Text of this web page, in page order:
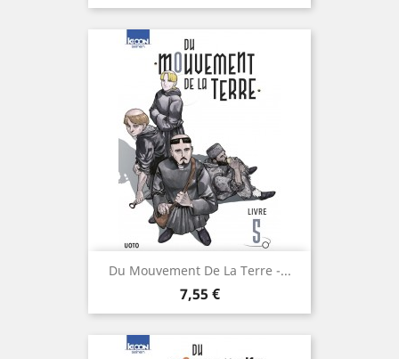
Du Mouvement De La Terre -...
Prix
7,55 €